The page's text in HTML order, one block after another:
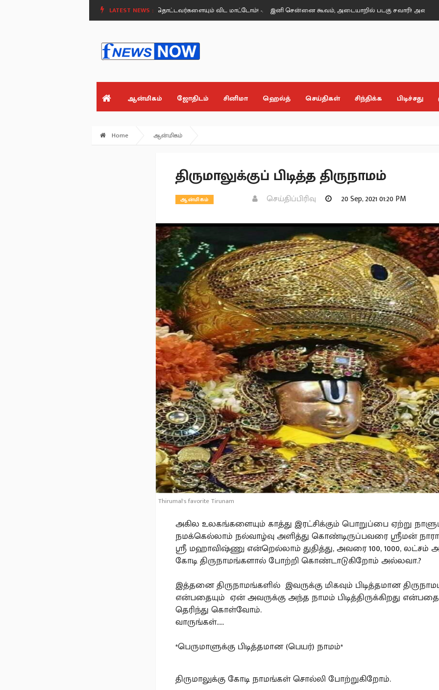
LATEST NEWS :
- மக்கள் வரி பணத்தை தொட மாட்டோம்.. தொட்டவர்களையும் விட மாட்டோம்! -. இனி சென்னை கூவம், அடையாறில் படகு சவாரி! அமைச்சர் மரிய
ஆன்மிகம் ஜோதிடம் சினிமா ஹெல்த் செய்திகள் சிந்திக்க பிடிச்சது
Home ஆன்மிகம்
திருமாலுக்குப் பிடித்த திருநாமம்
ஆன்மிகம் செய்திப்பிரிவு 20 Sep, 2021 01:20 PM
Thirumal's favorite Tirunam
அகில உலகங்களையும் காத்து இரட்சிக்கும் பொறுப்பை ஏற்று
நமக்கெல்லாம் நல்வாழ்வு அளித்து கொண்டிருப்பவரை ஸ்ரீமன்
ஸ்ரீ மஹாவிஷ்ணு என்றெல்லாம் துதித்து, அவரை 100, 1000, லட்சம்
கோடி திருநாமங்களால் போற்றி கொண்டாடுகிறோம் அல்லவா.?
இத்தனை திருநாமங்களில் இவருக்கு மிகவும் பிடித்தமான
என்பதையும் ஏன் அவருக்கு அந்த நாமம் பிடித்திருக்கிறது
தெரிந்து கொள்வோம்.
வாருங்கள்.....
*பெருமாளுக்கு பிடித்தமான (பெயர்) நாமம்*
திருமாலுக்கு கோடி நாமங்கள் சொல்லி போற்றுகிறோம்.